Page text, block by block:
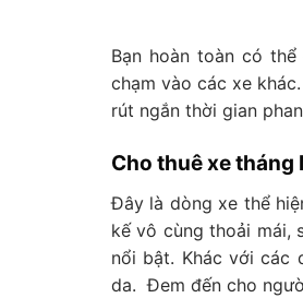
Bạn hoàn toàn có
chạm vào các xe
rút ngắn thời gian
Cho thuê xe tháng
Đây là dòng xe thể
kế vô cùng thoải mái,
nổi bật. Khác với các
da. Đem đến cho